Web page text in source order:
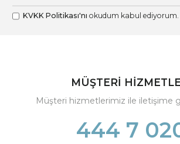
KVKK Politikası'nı okudum kabul ediyorum.
MÜŞTERİ
Müşteri hizmetlerimiz ile iletişime
444 7